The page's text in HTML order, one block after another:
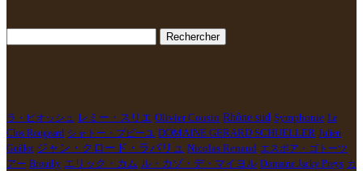
ラ・ピオッシュ レミー・スリエ Olivier Cousin Rhône sud Symphonie Le
Clos Rougeard シャトー・プピーユ DOMAINE GERARD SCHUELLER Julien
Guillot ジャン・クロード・ラパリュ Nicolas Renaud エスポア・ゴトーツ
アー Brouilly エリック・カム ル・カゾ・デ・マイヨル Domaine Jacky Preys カ